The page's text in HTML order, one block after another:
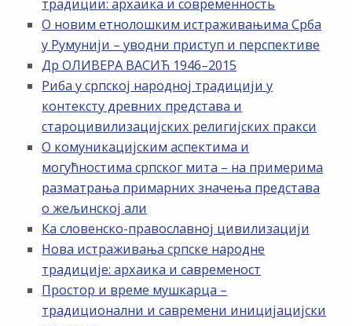
традиции: архаика и современность
О новим етнолошким истраживањима Срба
у Румунији – уводни приступ и перспективе
Др ОЛИВЕРА ВАСИЋ 1946–2015
Риба у српској народној традицији у
контексту древних представа и
староцивилизацијских религијских пракси
О комуникацијским аспектима и
могућностима српског мита – на примерима
разматрања примарних значења представа
о жељинској али
Ка словенско-православној цивилизацији
Нова истраживања српске народне
традиције: архаика и савременост
Простор и време мушкарца –
традиционални и савремени иницијацијски